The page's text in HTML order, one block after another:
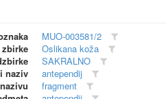
MUO-003581/2
zbirke
Oslikana koža
SAKRALNO
naziv
antependij
fragment